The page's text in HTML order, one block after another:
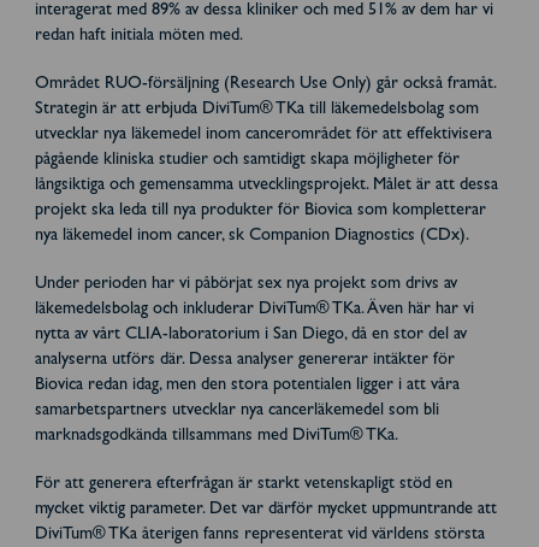
interagerat med 89% av dessa kliniker och med 51% av dem har vi
redan haft initiala möten med.
Området RUO-försäljning (Research Use Only) går också framåt.
Strategin är att erbjuda DiviTum® TKa till läkemedelsbolag som
utvecklar nya läkemedel inom cancerområdet för att effektivisera
pågående kliniska studier och samtidigt skapa möjligheter för
långsiktiga och gemensamma utvecklingsprojekt. Målet är att dessa
projekt ska leda till nya produkter för Biovica som kompletterar
nya läkemedel inom cancer, sk Companion Diagnostics (CDx).
Under perioden har vi påbörjat sex nya projekt som drivs av
läkemedelsbolag och inkluderar DiviTum® TKa. Även här har vi
nytta av vårt CLIA-laboratorium i San Diego, då en stor del av
analyserna utförs där. Dessa analyser genererar intäkter för
Biovica redan idag, men den stora potentialen ligger i att våra
samarbetspartners utvecklar nya cancerläkemedel som bli
marknadsgodkända tillsammans med DiviTum® TKa.
För att generera efterfrågan är starkt vetenskapligt stöd en
mycket viktig parameter. Det var därför mycket uppmuntrande att
DiviTum® TKa återigen fanns representerat vid världens största